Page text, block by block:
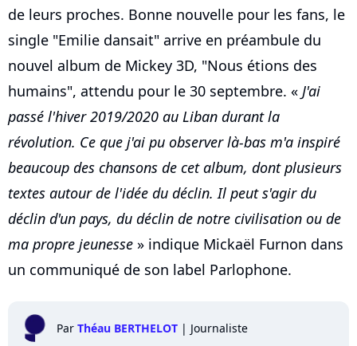
de leurs proches. Bonne nouvelle pour les fans, le
single "Emilie dansait" arrive en préambule du
nouvel album de Mickey 3D, "Nous étions des
humains", attendu pour le 30 septembre. « J'ai
passé l'hiver 2019/2020 au Liban durant la
révolution. Ce que j'ai pu observer là-bas m'a inspiré
beaucoup des chansons de cet album, dont plusieurs
textes autour de l'idée du déclin. Il peut s'agir du
déclin d'un pays, du déclin de notre civilisation ou de
ma propre jeunesse » indique Mickaël Furnon dans
un communiqué de son label Parlophone.
Par Théau BERTHELOT | Journaliste